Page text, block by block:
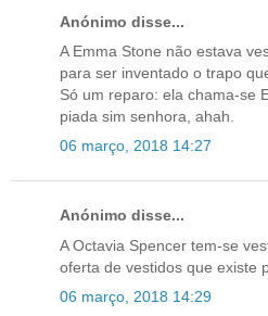
Anónimo disse...
A Emma Stone não estava
para ser inventado o trapo
Só um reparo: ela chama-se
piada sim senhora, ahah.
06 março, 2018 14:27
Anónimo disse...
A Octavia Spencer tem-se
oferta de vestidos que existe
06 março, 2018 14:29